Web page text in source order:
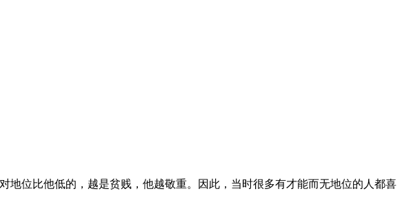
位比他低的，越是贫贱，他越敬重。因此，当时很多有才能而无地位的人都喜